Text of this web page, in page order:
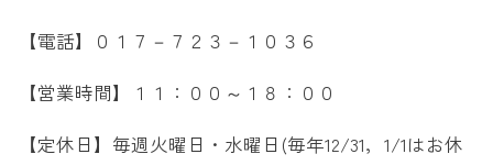
【電話】０１７－７２３－１０３６
【営業時間】１１：００～１８：００
【定休日】毎週火曜日・水曜日(毎年12/31，1/1はお休